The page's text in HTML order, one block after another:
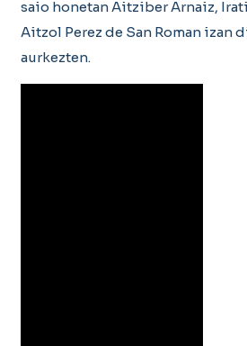
saio honetan Aitziber Arnaiz,
Aitzol Perez de San Roman izan
aurkezten.